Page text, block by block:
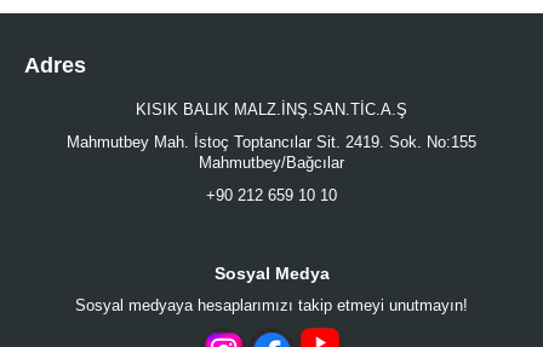
Adres
KISIK BALIK MALZ.İNŞ.SAN.TİC.A.Ş
Mahmutbey Mah. İstoç Toptancılar Sit. 2419. Sok. No:155
Mahmutbey/Bağcılar
+90 212 659 10 10
Sosyal Medya
Sosyal medyaya hesaplarımızı takip etmeyi unutmayın!